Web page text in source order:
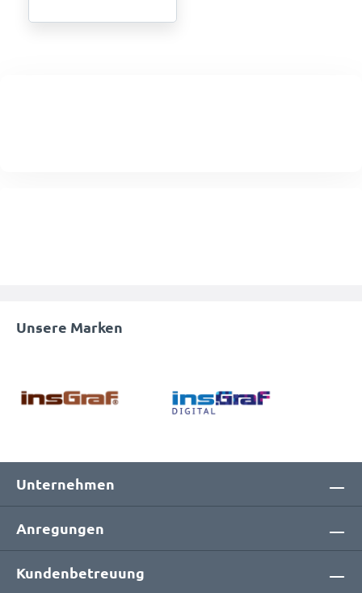
Unsere Marken
Unternehmen
Anregungen
Kundenbetreuung